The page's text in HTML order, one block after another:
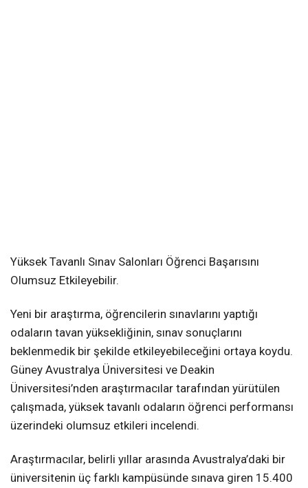
Yüksek Tavanlı Sınav Salonları Öğrenci Başarısını
Olumsuz Etkileyebilir.
Yeni bir araştırma, öğrencilerin sınavlarını yaptığı
odaların tavan yüksekliğinin, sınav sonuçlarını
beklenmedik bir şekilde etkileyebileceğini ortaya koydu.
Güney Avustralya Üniversitesi ve Deakin
Üniversitesi’nden araştırmacılar tarafından yürütülen
çalışmada, yüksek tavanlı odaların öğrenci performansı
üzerindeki olumsuz etkileri incelendi.
Araştırmacılar, belirli yıllar arasında Avustralya’daki bir
üniversitenin üç farklı kampüsünde sınava giren 15.400